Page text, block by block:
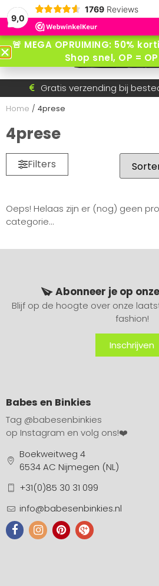
9,0
1769 Reviews
Betaal achteraf met
Snel wisselende
Gratis verzending bij
Voor 15:30 besteld =
Home / 4prese
4prese
Filters
Oeps! Helaas zijn er (nog) geen
categorie...
Abonneer je op
Blijf op de hoogte over onze
fashion!
Inschrijven
Babes en Binkies
Tag @babesenbinkies
op Instagram en volg ons!❤️
Boekweitweg 4
6534 AC Nijmegen (NL)
+31(0)85 30 31 099
info@babesenbinkies.nl
🚨 MEGA OPRUIMING: 50%
Shop snel, OP =